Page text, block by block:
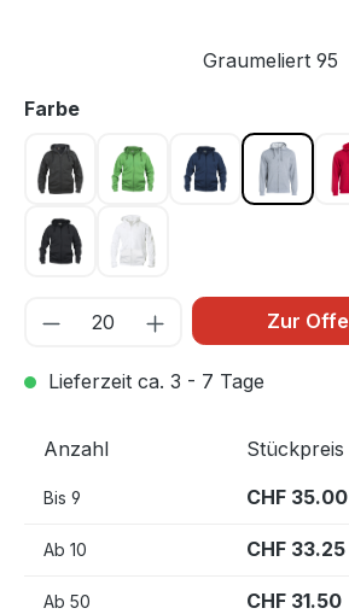
Graumeliert 95
Farbeauswählen
Anthrazit meliert 955
Apfelgrün 605Dunkel Marine
Schwarz 99Weiss 00
Zur
Lieferzeit ca. 3 - 7 Tage
Anzahl Stückpreis
Bis 9 CHF 35.00
Ab 10 CHF 33.25
Ab 50 CHF 31.50